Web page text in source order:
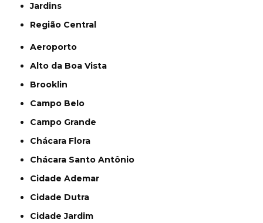
Jardins
Região Central
Aeroporto
Alto da Boa Vista
Brooklin
Campo Belo
Campo Grande
Chácara Flora
Chácara Santo Antônio
Cidade Ademar
Cidade Dutra
Cidade Jardim